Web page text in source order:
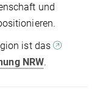
und
ist das
NRW.